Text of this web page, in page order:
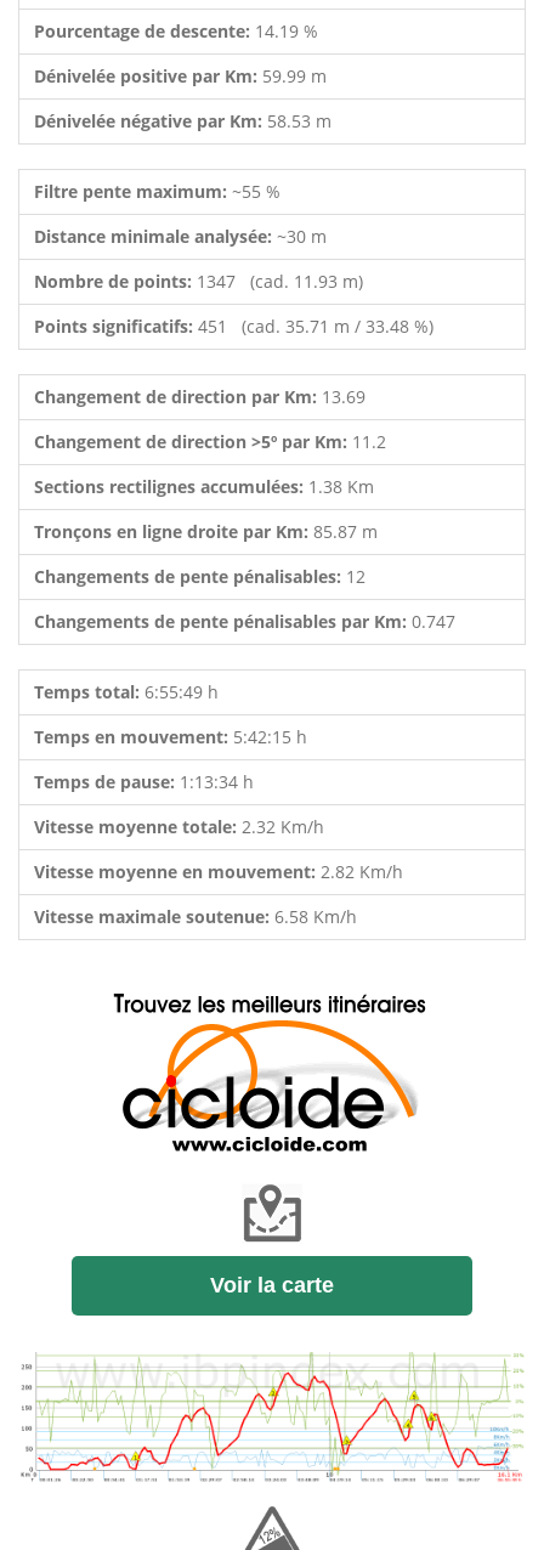
Pourcentage de descente: 14.19 %
Dénivelée positive par Km: 59.99 m
Dénivelée négative par Km: 58.53 m
Filtre pente maximum: ~55 %
Distance minimale analysée: ~30 m
Nombre de points: 1347 (cad. 11.93 m)
Points significatifs: 451 (cad. 35.71 m / 33.48 %)
Changement de direction par Km: 13.69
Changement de direction >5º par Km: 11.2
Sections rectilignes accumulées: 1.38 Km
Tronçons en ligne droite par Km: 85.87 m
Changements de pente pénalisables: 12
Changements de pente pénalisables par Km: 0.747
Temps total: 6:55:49 h
Temps en mouvement: 5:42:15 h
Temps de pause: 1:13:34 h
Vitesse moyenne totale: 2.32 Km/h
Vitesse moyenne en mouvement: 2.82 Km/h
Vitesse maximale soutenue: 6.58 Km/h
Voir la carte